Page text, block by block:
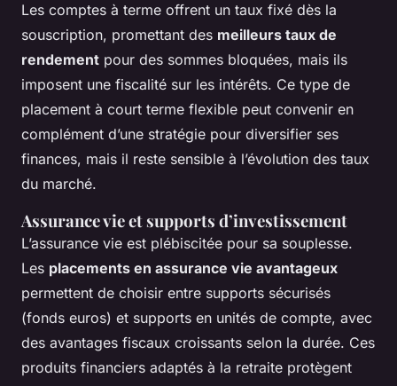
Les comptes à terme offrent un taux fixé dès la
souscription, promettant des meilleurs taux de
rendement pour des sommes bloquées, mais ils
imposent une fiscalité sur les intérêts. Ce type de
placement à court terme flexible peut convenir en
complément d’une stratégie pour diversifier ses
finances, mais il reste sensible à l’évolution des taux
du marché.
Assurance vie et supports d’investissement
L’assurance vie est plébiscitée pour sa souplesse.
Les placements en assurance vie avantageux
permettent de choisir entre supports sécurisés
(fonds euros) et supports en unités de compte, avec
des avantages fiscaux croissants selon la durée. Ces
produits financiers adaptés à la retraite protègent